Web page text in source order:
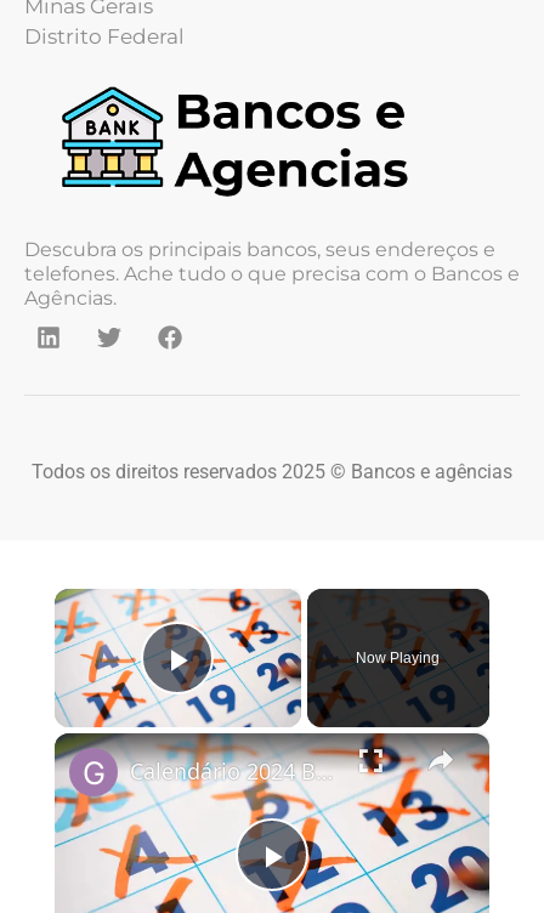
Minas Gerais
Distrito Federal
Descubra os principais bancos, seus endereços e
telefones. Ache tudo o que precisa com o Bancos e
Agências.
Todos os direitos reservados 2025 © Bancos e agências
×
Play Video
Now Playing
×
Play Video
Calendário 2024 Brasil